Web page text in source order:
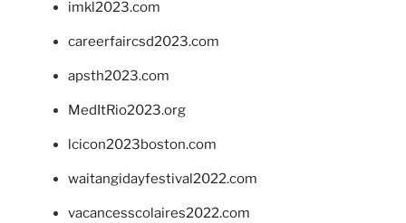
imkl2023.com
careerfaircsd2023.com
apsth2023.com
MedItRio2023.org
lcicon2023boston.com
waitangidayfestival2022.com
vacancesscolaires2022.com